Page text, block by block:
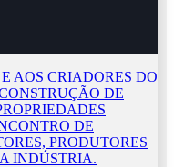
AOS CRIADORES DO
DE
DE
PRODUTORES
INDÚSTRIA.